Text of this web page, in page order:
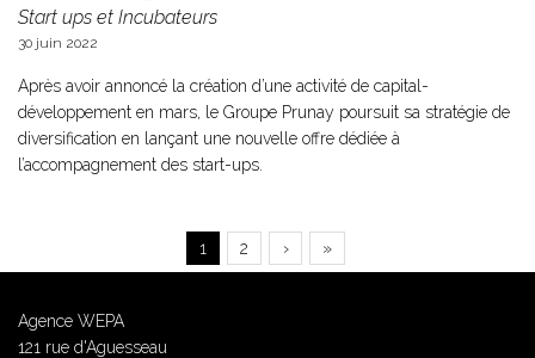
Start ups et Incubateurs
30 juin 2022
Après avoir annoncé la création d’une activité de capital-
développement en mars, le Groupe Prunay poursuit sa stratégie de
diversification en lançant une nouvelle offre dédiée à
l’accompagnement des start-ups.
Page
courante
1 Page
2
Page
suivante
›
Dernière
page
»
Agence WEPA
121 rue d'Aguesseau